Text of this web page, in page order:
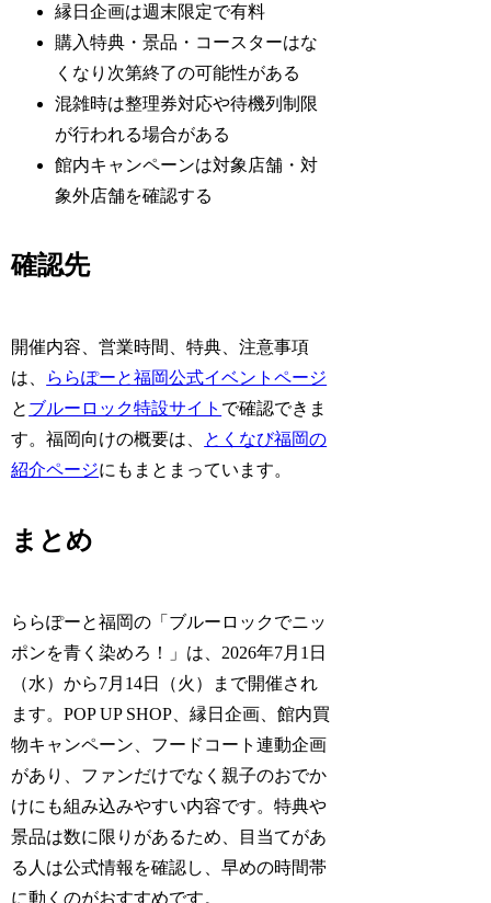
縁日企画は週末限定で有料
購入特典・景品・コースターはな
くなり次第終了の可能性がある
混雑時は整理券対応や待機列制限
が行われる場合がある
館内キャンペーンは対象店舗・対
象外店舗を確認する
確認先
開催内容、営業時間、特典、注意事項
は、
ららぽーと福岡公式イベントページ
と ブルーロック特設サイト で確認できま
す。福岡向けの概要は、
とくなび福岡の
紹介ページにもまとまっています。
まとめ
ららぽーと福岡の「ブルーロックでニッ
ポンを青く染めろ！」は、2026年7月1日
（水）から7月14日（火）まで開催され
ます。POP UP SHOP、縁日企画、館内買
物キャンペーン、フードコート連動企画
があり、ファンだけでなく親子のおでか
けにも組み込みやすい内容です。特典や
景品は数に限りがあるため、目当てがあ
る人は公式情報を確認し、早めの時間帯
に動くのがおすすめです。